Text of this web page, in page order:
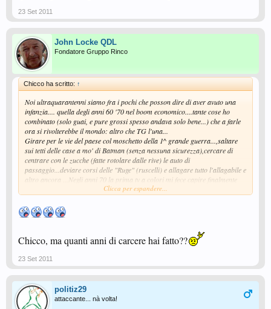
23 Set 2011
John Locke QDL
Fondatore Gruppo Rinco
Chicco ha scritto: ↑
Noi ultraquarantenni siamo fra i pochi che posson dire di aver avuto una
infanzia.... quella degli anni 60 '70 nel boom economico....tante cose ho
combinato (solo guai, e pure grossi spesso andava solo bene...) che a farle
ora si rivolterebbe il mondo: altro che TG l'una...
Girare per le vie del paese col moschetto della 1^ grande guerra...,saltare
sui tetti delle case a mo' di Batman (senza nessuna sicurezza),cercare di
centrare con le zucche (fatte rotolare dalle rive) le auto di
passaggio...deviare corsi delle "Ruge" (ruscelli) e allagare tutto l'allagabile e
altro ancora ...Negli anni 70 la prima tv a colori mi fece capire finalmente
che la juve giocava in bianconero e non bianco e grigio
modificata per tirare missili aria aria al dirimpettaio del viale... o simulare
lo scoppio di una bomba vera (a quei tempi succedeva spesso a Milano) con
un mega biove fatto ben "riposare" in una grossa bacinella piena d'acqua
(poi assorbita) lanciandola dal 5° piano del palazzo...(macchine sporche
fino a 50 metri) sempre se non si colpiva qualche passante ignaro... ora ci
sono i pezzi dei satelliti...
Clicca per espandere...
Chicco, ma quanti anni di carcere hai fatto??
23 Set 2011
politiz29
attaccante... nà volta!